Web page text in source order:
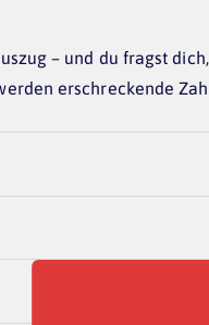
– und du fragst
erschreckende